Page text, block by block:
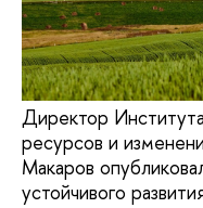
Директор
ресурсов и
Макаров
устойчивого